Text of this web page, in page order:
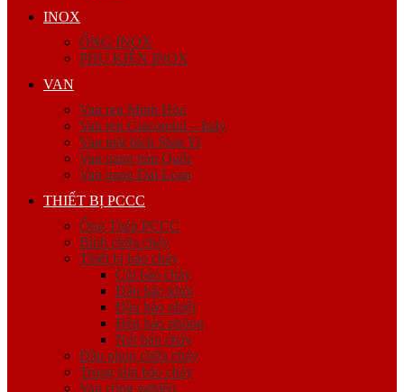
INOX
ỐNG INOX
PHỤ KIỆN INOX
VAN
Van ren Minh Hòa
Van ren Giacomini – Italy
Van mặt bích Shin Yi
Van gang hàn Quốc
Van gang Đài Loan
THIẾT BỊ PCCC
Ống Thép PCCC
Bình chữa cháy
Thiết bị báo cháy
Còi báo cháy
Đầu báo khói
Đầu báo nhiệt
Đèn báo phòng
Nút báo cháy
Đầu phun chữa cháy
Trung tâm báo cháy
Van công nghiệp